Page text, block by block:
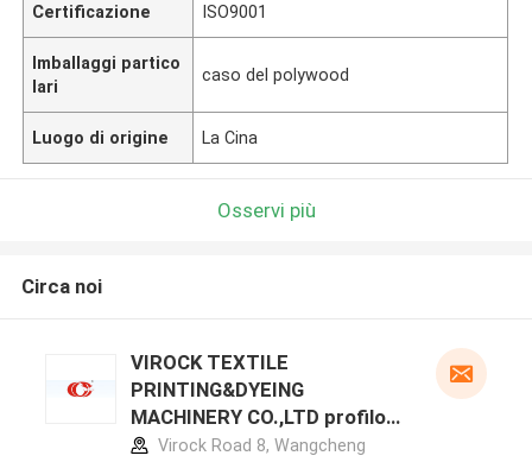
Certificazione ISO9001
Imballaggi partico
lari
caso del polywood
Luogo di origine La Cina
Osservi più
Circa noi
VIROCK TEXTILE
PRINTING&DYEING
MACHINERY CO.,LTD profilo
del produttore
Virock Road 8, Wangcheng